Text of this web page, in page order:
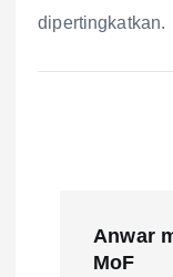
dipertingkatkan.
Anwar
MoF